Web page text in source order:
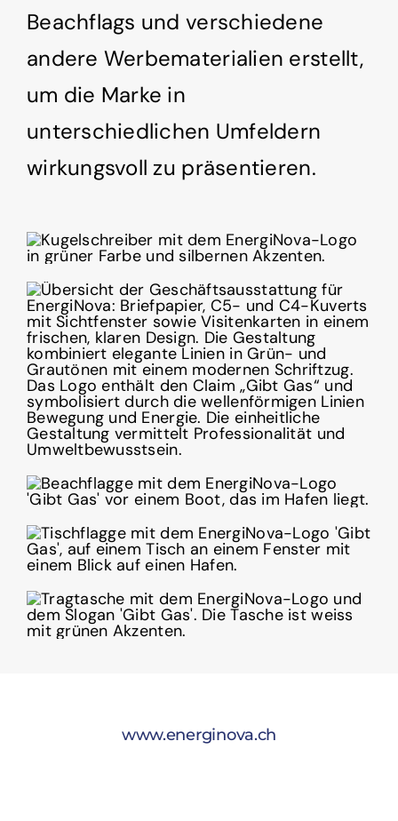
Beachflags und verschiedene
andere Werbematerialien erstellt,
um die Marke in
unterschiedlichen Umfeldern
wirkungsvoll zu präsentieren.
www.energinova.ch